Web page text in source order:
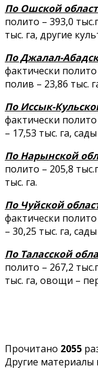
По Ошской
полито – 393,0
тыс. га, другие
По Джалал-
фактически
полив – 23,86 тыс.
По Иссык-
фактически
– 17,53 тыс. га,
По Нарынской
полито – 205,8
тыс. га.
По Чуйской
фактически
– 30,25 тыс. га,
По Таласской
полито – 267,2
тыс. га, овощи –
Прочитано 2055
Другие материалы